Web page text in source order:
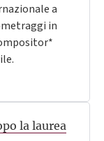
a
in
la laurea